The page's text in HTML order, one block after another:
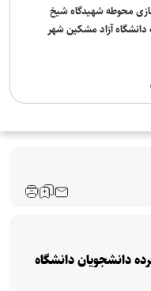
محوطه شهیدگاه شیخ
دانشگاه آزاد مشکین شهر
دانشجویان دانشگاه